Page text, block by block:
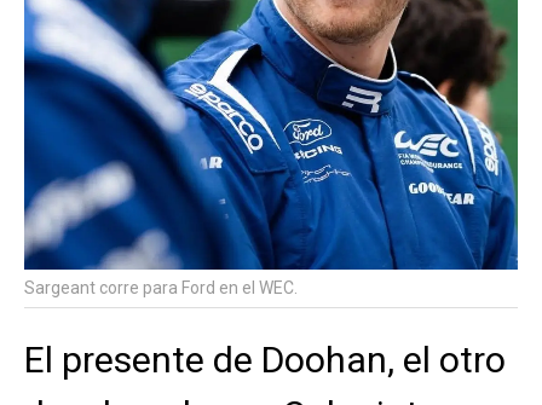
Sargeant corre para Ford en el WEC.
El presente de Doohan, el otro